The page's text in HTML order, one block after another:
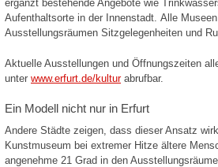
ergänzt bestehende Angebote wie
Aufenthaltsorte in der Innenstadt. Alle
Ausstellungsräumen Sitzgelegenheiten und
Aktuelle Ausstellungen und Öffnungszeiten
unter www.erfurt.de/kulturabrufbar.
Ein Modell nicht nur in Erfurt
Andere Städte zeigen, dass dieser Ansatz
Kunstmuseum bei extremer Hitze ältere
angenehme 21 Grad in den